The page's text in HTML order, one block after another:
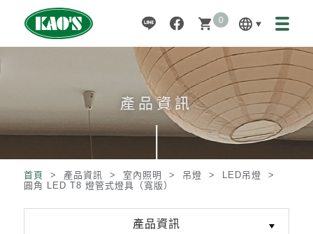
language
shopping_cart 0
產品資訊
首頁 > 產品資訊 > 室內照明 > 吊燈 > LED吊燈 >
圓角 LED T8 燈管式燈具（寬版）
產品資訊